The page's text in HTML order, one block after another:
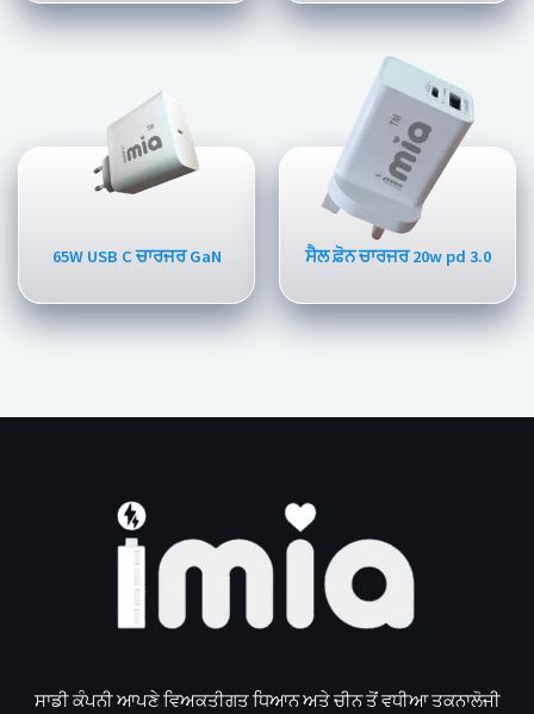
65W USB C ਚਾਰਜਰ GaN ਸੈਲ ਫ਼ੋਨ ਚਾਰਜਰ 20w pd 3.0
ਸਾਡੀ ਕੰਪਨੀ ਆਪਣੇ ਵਿਅਕਤੀਗਤ ਧਿਆਨ ਅਤੇ ਚੀਨ ਤੋਂ ਵਧੀਆ ਤਕਨਾਲੋਜੀ